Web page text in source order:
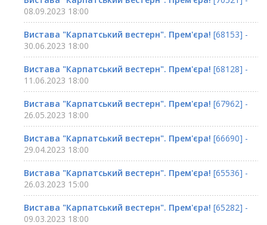
08.09.2023 18:00
Вистава "Карпатський вестерн". Прем'єра! [68153] -
30.06.2023 18:00
Вистава "Карпатський вестерн". Прем'єра! [68128] -
11.06.2023 18:00
Вистава "Карпатський вестерн". Прем'єра! [67962] -
26.05.2023 18:00
Вистава "Карпатський вестерн". Прем'єра! [66690] -
29.04.2023 18:00
Вистава "Карпатський вестерн". Прем'єра! [65536] -
26.03.2023 15:00
Вистава "Карпатський вестерн". Прем'єра! [65282] -
09.03.2023 18:00